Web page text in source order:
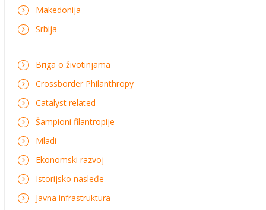
Makedonija
Srbija
Briga o životinjama
Crossborder Philanthropy
Catalyst related
Šampioni filantropije
Mladi
Ekonomski razvoj
Istorijsko nasleđe
Javna infrastruktura